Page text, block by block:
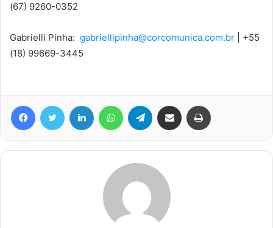
(67) 9260-0352
Gabrielli Pinha: gabriellipinha@corcomunica.com.br | +55
(18) 99669-3445
FacebookTwitter Linkedin WhatsAppTelegram Compartilhar via e-mail